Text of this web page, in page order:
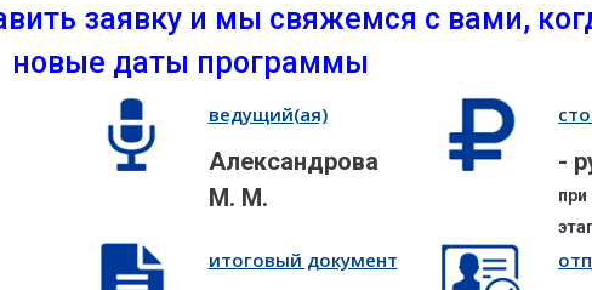
заявку и мы свяжемся с вами,
новые даты программы
ведущий(ая)
Александрова
М. М.
-
при
итоговый документ